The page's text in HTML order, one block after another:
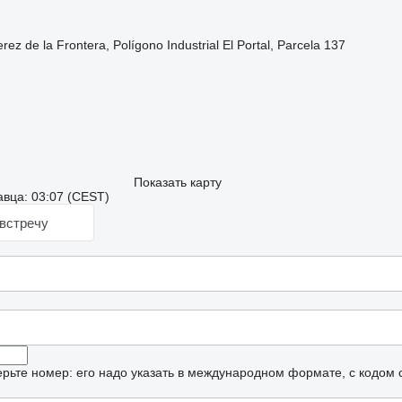
de la Frontera, Polígono Industrial El Portal, Parcela 137
Показать карту
03:07 (CEST)
номер: его надо указать в международном формате, с кодом